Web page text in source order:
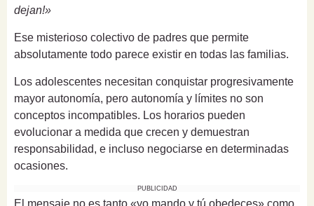
dejan!»
Ese misterioso colectivo de padres que permite
absolutamente todo parece existir en todas las familias.
Los adolescentes necesitan conquistar progresivamente
mayor autonomía, pero autonomía y límites no son
conceptos incompatibles. Los horarios pueden
evolucionar a medida que crecen y demuestran
responsabilidad, e incluso negociarse en determinadas
ocasiones.
PUBLICIDAD
El mensaje no es tanto «yo mando y tú obedeces» como